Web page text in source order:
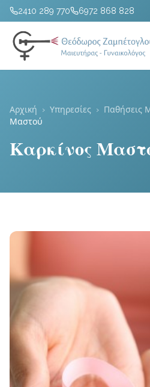
2410 289 770 6972 868 828
Αρχική › Υπηρεσίες › Παθήσεις
Μαστού
Καρκίνος